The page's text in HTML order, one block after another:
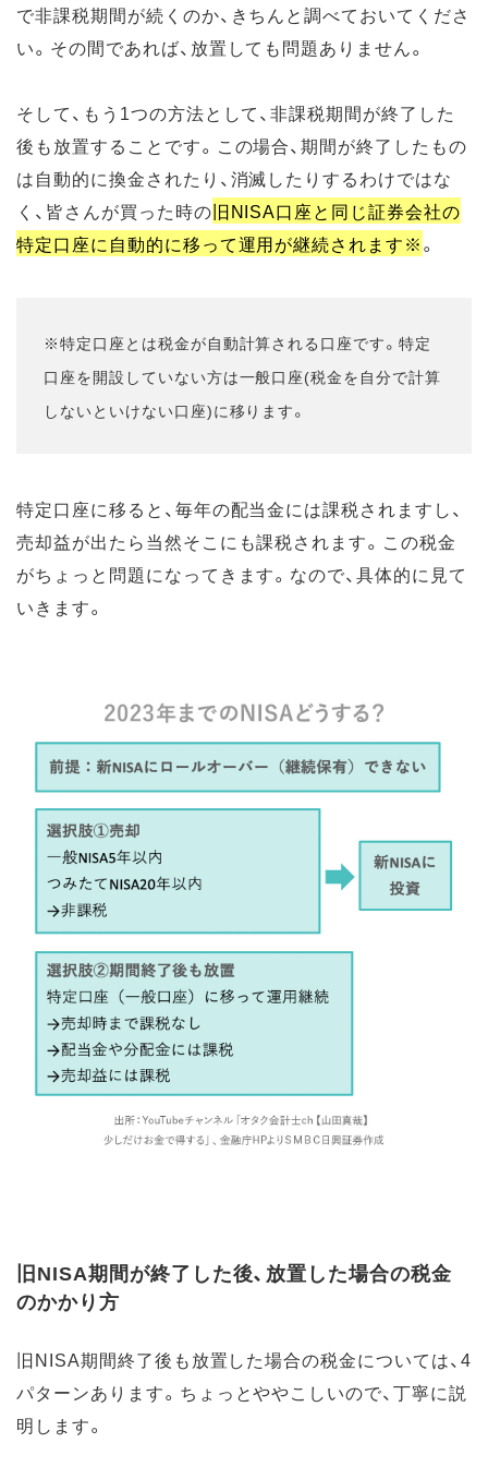
で非課税期間が続くのか、きちんと調べておいてくださ
い。その間であれば、放置しても問題ありません。
そして、もう1つの方法として、非課税期間が終了した
後も放置することです。この場合、期間が終了したもの
は自動的に換金されたり、消滅したりするわけではな
く、皆さんが買った時の旧NISA口座と同じ証券会社の
特定口座に自動的に移って運用が継続されます※。
※特定口座とは税金が自動計算される口座です。特定
口座を開設していない方は一般口座(税金を自分で計算
しないといけない口座)に移ります。
特定口座に移ると、毎年の配当金には課税されますし、
売却益が出たら当然そこにも課税されます。この税金
がちょっと問題になってきます。なので、具体的に見て
いきます。
旧NISA期間が終了した後、放置した場合の税金
のかかり方
旧NISA期間終了後も放置した場合の税金については、4
パターンあります。ちょっとややこしいので、丁寧に説
明します。